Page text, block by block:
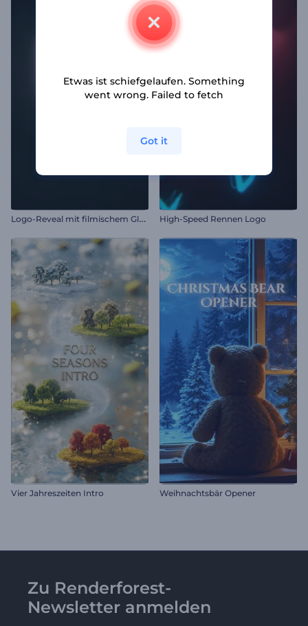
L
ogo-Reveal mit filmischem Glanz High-Speed Rennen Logo
Vier Jahreszeiten Intro Weihnachtsbär Opener
Zu Renderforest-
Newsletter anmelden
Etwas ist schiefgelaufen. Something
went wrong. Failed to fetch
Got it